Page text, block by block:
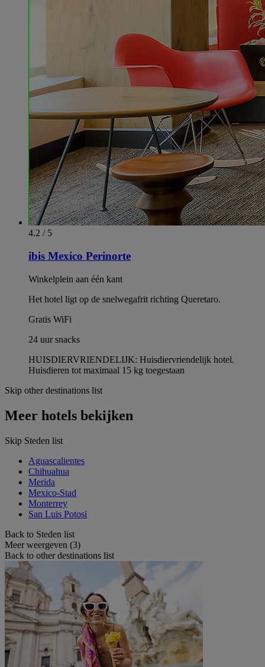
4.2 / 5
ibis Mexico Perinorte
Winkelplein aan één kant
Het hotel ligt op de snelwegafrit richting Queretaro.
Gratis WiFi
24 uur snacks
HUISDIERVRIENDELIJK: Huisdiervriendelijk hotel.
Huisdieren tot maximaal 15 kg toegestaan
Skip other destinations list
Meer hotels bekijken
Skip Steden list
Aguascalientes
Chihuahua
Merida
Mexico-Stad
Monterrey
San Luis Potosi
Back to Steden list
Meer weergeven (3)
Back to other destinations list